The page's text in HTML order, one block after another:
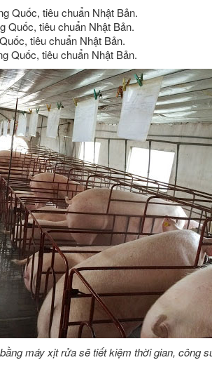
Quốc, tiêu chuẩn Nhật Bản.
Quốc, tiêu chuẩn Nhật Bản.
tiêu chuẩn Nhật Bản.
Quốc, tiêu chuẩn Nhật Bản.
máy xịt rửa sẽ tiết kiệm thời gian, công